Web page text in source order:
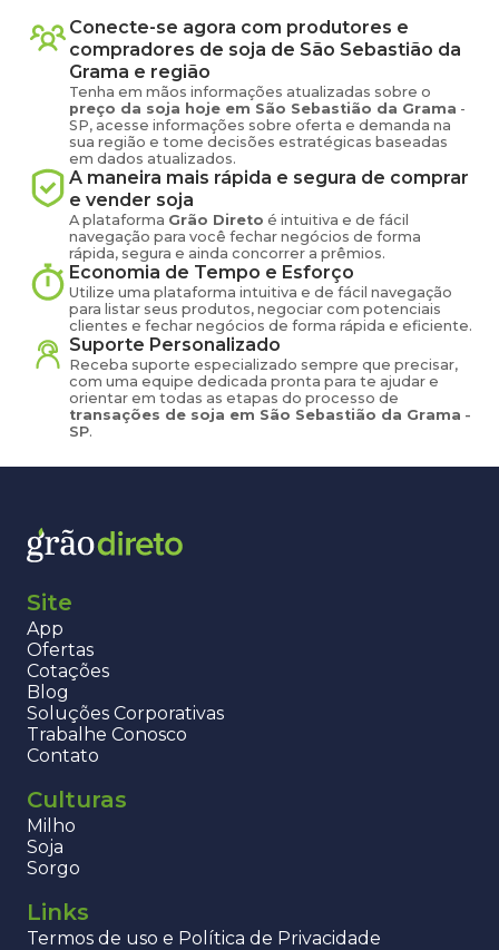
Conecte-se agora com produtores e
compradores de soja de São Sebastião da
Grama e região
Tenha em mãos informações atualizadas sobre o
preço da soja hoje em São Sebastião da Grama -
SP, acesse informações sobre oferta e demanda na
sua região e tome decisões estratégicas baseadas
em dados atualizados.
A maneira mais rápida e segura de comprar
e vender soja
A plataforma Grão Direto é intuitiva e de fácil
navegação para você fechar negócios de forma
rápida, segura e ainda concorrer a prêmios.
Economia de Tempo e Esforço
Utilize uma plataforma intuitiva e de fácil navegação
para listar seus produtos, negociar com potenciais
clientes e fechar negócios de forma rápida e eficiente.
Suporte Personalizado
Receba suporte especializado sempre que precisar,
com uma equipe dedicada pronta para te ajudar e
orientar em todas as etapas do processo de
transações de soja em São Sebastião da Grama -
SP.
Site
App
Ofertas
Cotações
Blog
Soluções Corporativas
Trabalhe Conosco
Contato
Culturas
Milho
Soja
Sorgo
Links
Termos de uso e Política de Privacidade